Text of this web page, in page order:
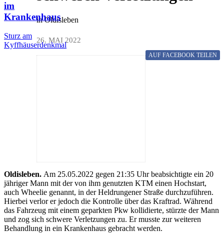
im
Krankenhaus
Sturz am
Kyffhäuserdenkmal
in Oldisleben
26. MAI 2022
AUF FACEBOOK TEILEN
Oldisleben. Am 25.05.2022 gegen 21:35 Uhr beabsichtigte ein 20
jähriger Mann mit der von ihm genutzten KTM einen Hochstart,
auch Wheelie genannt, in der Heldrungener Straße durchzuführen.
Hierbei verlor er jedoch die Kontrolle über das Kraftrad. Während
das Fahrzeug mit einem geparkten Pkw kollidierte, stürzte der Mann
und zog sich schwere Verletzungen zu. Er musste zur weiteren
Behandlung in ein Krankenhaus gebracht werden.